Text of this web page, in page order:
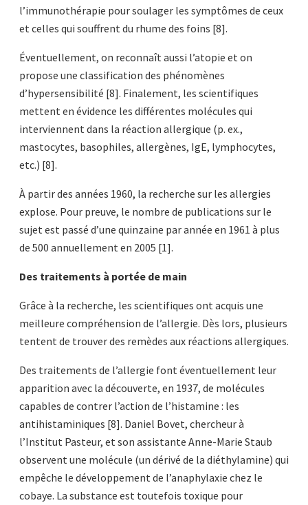
l’immunothérapie pour soulager les symptômes de ceux
et celles qui souffrent du rhume des foins [8].
Éventuellement, on reconnaît aussi l’atopie et on
propose une classification des phénomènes
d’hypersensibilité [8]. Finalement, les scientifiques
mettent en évidence les différentes molécules qui
interviennent dans la réaction allergique (p. ex.,
mastocytes, basophiles, allergènes, IgE, lymphocytes,
etc.) [8].
À partir des années 1960, la recherche sur les allergies
explose. Pour preuve, le nombre de publications sur le
sujet est passé d’une quinzaine par année en 1961 à plus
de 500 annuellement en 2005 [1].
Des traitements à portée de main
Grâce à la recherche, les scientifiques ont acquis une
meilleure compréhension de l’allergie. Dès lors, plusieurs
tentent de trouver des remèdes aux réactions allergiques.
Des traitements de l’allergie font éventuellement leur
apparition avec la découverte, en 1937, de molécules
capables de contrer l’action de l’histamine : les
antihistaminiques [8]. Daniel Bovet, chercheur à
l’Institut Pasteur, et son assistante Anne-Marie Staub
observent une molécule (un dérivé de la diéthylamine) qui
empêche le développement de l’anaphylaxie chez le
cobaye. La substance est toutefois toxique pour